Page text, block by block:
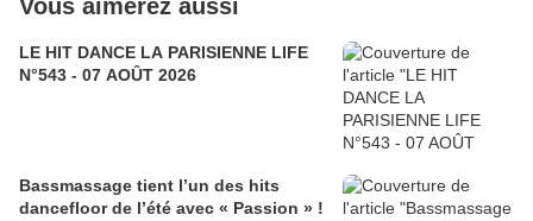
Vous aimerez aussi
LE HIT DANCE LA PARISIENNE LIFE
N°543 - 07 AOÛT 2026
Bassmassage tient l’un des hits
dancefloor de l’été avec « Passion » !